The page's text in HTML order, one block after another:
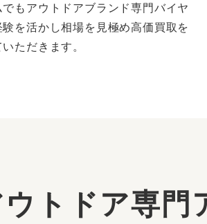
でもアウトドアブランド専門バイヤ
験を活かし相場を見極め高価買取を
ただきます。
ウトドア専門